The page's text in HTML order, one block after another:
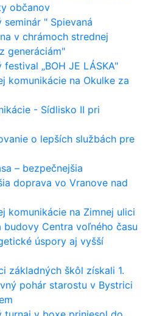
občanov
seminár " Spievaná
v chrámoch strednej
generáciám"
„BOH JE LÁSKA"
komunikácie na Okulke za
- Sídlisko II pri
o lepších službách pre
– bezpečnejšia
doprava vo Vranove nad
komunikácie na Zimnej ulici
budovy Centra voľného času
úspory aj vyšší
základných škôl získali 1.
pohár starostu v Bystrici